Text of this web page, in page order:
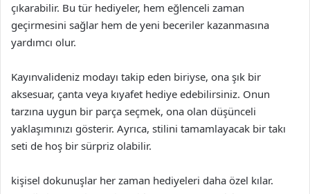
çıkarabilir. Bu tür hediyeler, hem eğlenceli zaman
geçirmesini sağlar hem de yeni beceriler kazanmasına
yardımcı olur.
Kayınvalideniz modayı takip eden biriyse, ona şık bir
aksesuar, çanta veya kıyafet hediye edebilirsiniz. Onun
tarzına uygun bir parça seçmek, ona olan düşünceli
yaklaşımınızı gösterir. Ayrıca, stilini tamamlayacak bir takı
seti de hoş bir sürpriz olabilir.
kişisel dokunuşlar her zaman hediyeleri daha özel kılar.